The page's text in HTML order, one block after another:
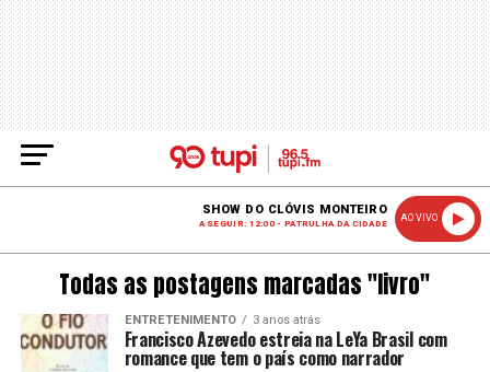
SHOW DO CLÓVIS MONTEIRO
A SEGUIR: 12:00 - PATRULHA DA CIDADE
AO VIVO
Todas as postagens marcadas "livro"
ENTRETENIMENTO 3 anos atrás
Francisco Azevedo estreia na LeYa Brasil com
romance que tem o país como narrador